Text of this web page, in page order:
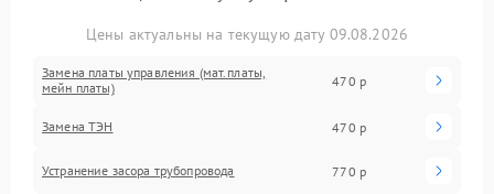
Цены актуальны на текущую дату 09.08.2026
Замена платы управления (мат.платы,
мейн платы)
470 р
Замена ТЭН 470 р
Устранение засора трубопровода 770 р